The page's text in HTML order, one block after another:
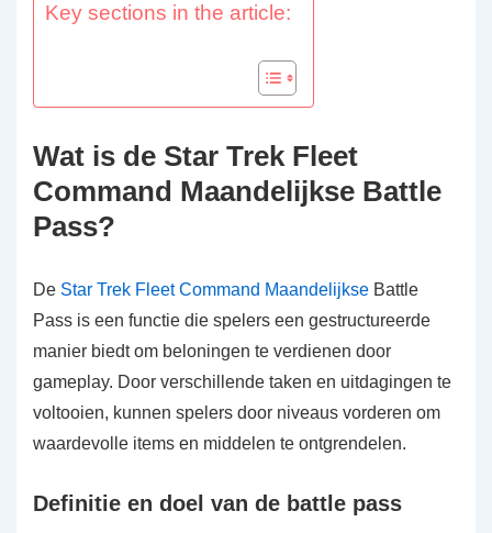
Key sections in the article:
Wat is de Star Trek Fleet
Command Maandelijkse Battle
Pass?
De Star Trek Fleet Command Maandelijkse Battle
Pass is een functie die spelers een gestructureerde
manier biedt om beloningen te verdienen door
gameplay. Door verschillende taken en uitdagingen te
voltooien, kunnen spelers door niveaus vorderen om
waardevolle items en middelen te ontgrendelen.
Definitie en doel van de battle pass